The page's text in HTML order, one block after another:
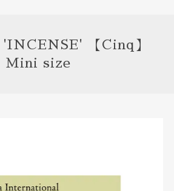
【Cinq】
Mini size